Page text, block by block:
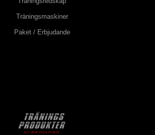
Träningsmaskiner
Paket / Erbjudande